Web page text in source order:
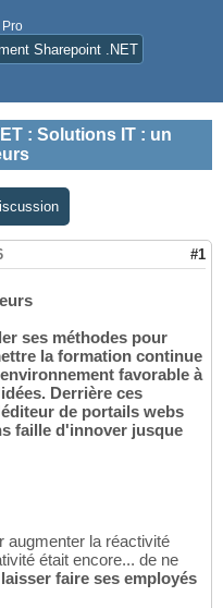
Sharepoint .NET
: Solutions IT : un
#1
ses méthodes pour
la formation continue
favorable à
Derrière ces
de portails webs
faille d'innover jusque
augmenter la réactivité
était encore... de ne
laisser faire ses employés